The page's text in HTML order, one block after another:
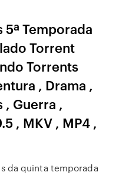
Temporada
Torrent
Torrents
, Drama ,
, Guerra ,
, MKV , MP4 ,
da quinta temporada